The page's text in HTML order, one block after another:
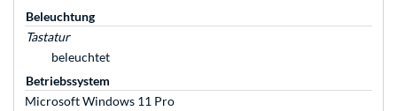
Beleuchtung
Tastatur
beleuchtet
Betriebssystem
Microsoft Windows 11 Pro